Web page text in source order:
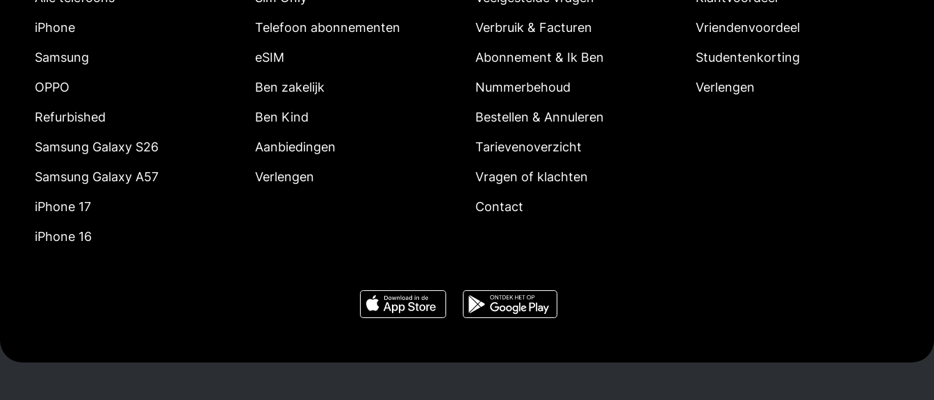
iPhone
Samsung
OPPO
Refurbished
Samsung Galaxy S26
Samsung Galaxy A57
iPhone 17
iPhone 16
Telefoon abonnementen
eSIM
Ben zakelijk
Ben Kind
Aanbiedingen
Verlengen
Verbruik & Facturen
Abonnement & Ik Ben
Nummerbehoud
Bestellen & Annuleren
Tarievenoverzicht
Vragen of klachten
Contact
Vriendenvoordeel
Studentenkorting
Verlengen